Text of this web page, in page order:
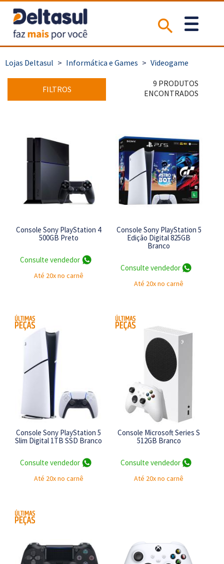
> Informática e Games > Videogame
FILTROS
9 PRODUTOS
ENCONTRADOS
Console Sony PlayStation 4
500GB Preto
Consulte vendedor
Até 20x no carnê
Console Sony PlayStation 5
Edição Digital 825GB
Branco
Consulte vendedor
Até 20x no carnê
Console Sony PlayStation 5
Slim Digital 1TB SSD Branco
Consulte vendedor
Até 20x no carnê
Console Microsoft Series S
512GB Branco
Consulte vendedor
Até 20x no carnê